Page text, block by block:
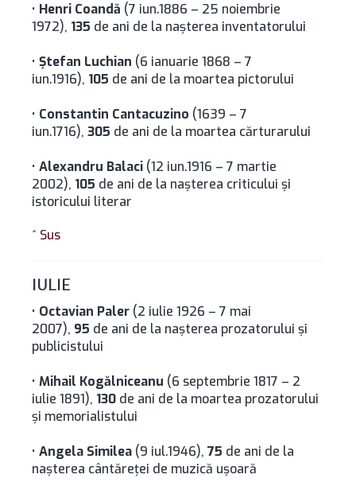
• Henri Coandă (7 iun.1886 – 25 noiembrie
1972), 135 de ani de la naşterea inventatorului
• Ştefan Luchian (6 ianuarie 1868 – 7
iun.1916), 105 de ani de la moartea pictorului
• Constantin Cantacuzino (1639 – 7
iun.1716), 305 de ani de la moartea cărturarului
• Alexandru Balaci (12 iun.1916 – 7 martie
2002), 105 de ani de la naşterea criticului şi
istoricului literar
^ Sus
IULIE
• Octavian Paler (2 iulie 1926 – 7 mai
2007), 95 de ani de la naşterea prozatorului şi
publicistului
• Mihail Kogălniceanu (6 septembrie 1817 – 2
iulie 1891), 130 de ani de la moartea prozatorului
şi memorialistului
• Angela Similea (9 iul.1946), 75 de ani de la
naşterea cântăreţei de muzică uşoară